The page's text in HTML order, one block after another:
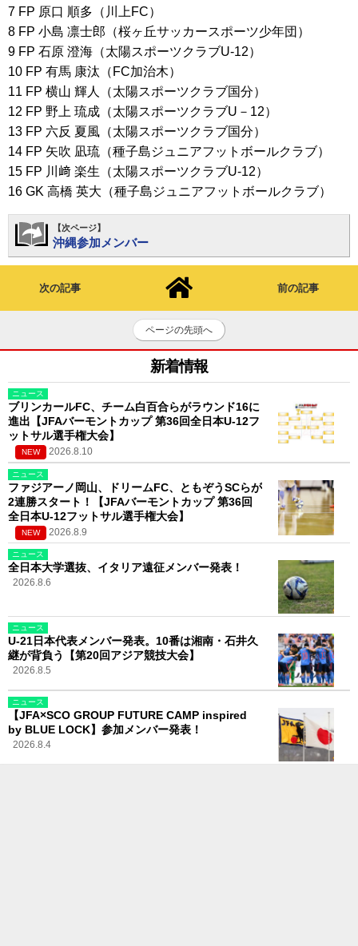
7 FP 原口 順多（川上FC）
8 FP 小島 凛士郎（桜ヶ丘サッカースポーツ少年団）
9 FP 石原 澄海（太陽スポーツクラブU-12）
10 FP 有馬 康汰（FC加治木）
11 FP 横山 輝人（太陽スポーツクラブ国分）
12 FP 野上 琉成（太陽スポーツクラブU－12）
13 FP 六反 夏風（太陽スポーツクラブ国分）
14 FP 矢吹 凪琉（種子島ジュニアフットボールクラブ）
15 FP 川﨑 楽生（太陽スポーツクラブU-12）
16 GK 高橋 英大（種子島ジュニアフットボールクラブ）
【次ページ】
沖縄参加メンバー
次の記事 前の記事
ページの先頭へ
新着情報
ニュース
ブリンカールFC、チーム白百合らがラウンド16に
進出【JFAバーモントカップ 第36回全日本U-12フ
ットサル選手権大会】
NEW 2026.8.10
ニュース
ファジアーノ岡山、ドリームFC、ともぞうSCらが
2連勝スタート！【JFAバーモントカップ 第36回
全日本U-12フットサル選手権大会】
NEW 2026.8.9
ニュース
全日本大学選抜、イタリア遠征メンバー発表！
2026.8.6
ニュース
U-21日本代表メンバー発表。10番は湘南・石井久
継が背負う【第20回アジア競技大会】
2026.8.5
ニュース
【JFA×SCO GROUP FUTURE CAMP inspired
by BLUE LOCK】参加メンバー発表！
2026.8.4